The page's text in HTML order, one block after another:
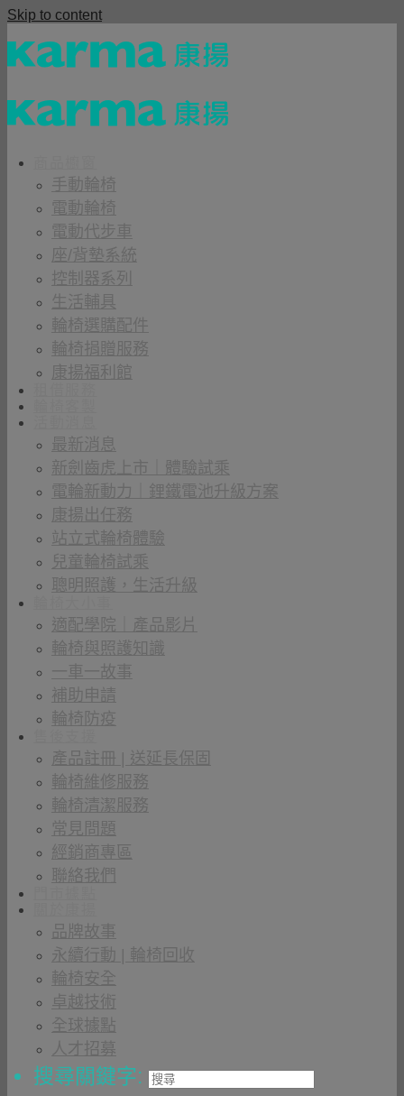
Skip to content
手動輪椅
電動輪椅
電動代步車
座/背墊系統
控制器系列
生活輔具
輪椅選購配件
輪椅捐贈服務
康揚福利館
最新消息
新劍齒虎上市｜體驗試乘
電輪新動力｜鋰鐵電池升級方案
康揚出任務
站立式輪椅體驗
兒童輪椅試乘
聰明照護，生活升級
適配學院｜產品影片
輪椅與照護知識
一車一故事
補助申請
輪椅防疫
產品註冊 | 送延長保固
輪椅維修服務
輪椅清潔服務
常見問題
經銷商專區
聯絡我們
品牌故事
永續行動 | 輪椅回收
輪椅安全
卓越技術
全球據點
人才招募
搜尋關鍵字: